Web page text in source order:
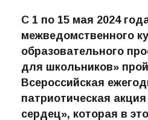
С 1 по 15 мая 2024
межведомственного
образовательного
для школьников»
Всероссийская